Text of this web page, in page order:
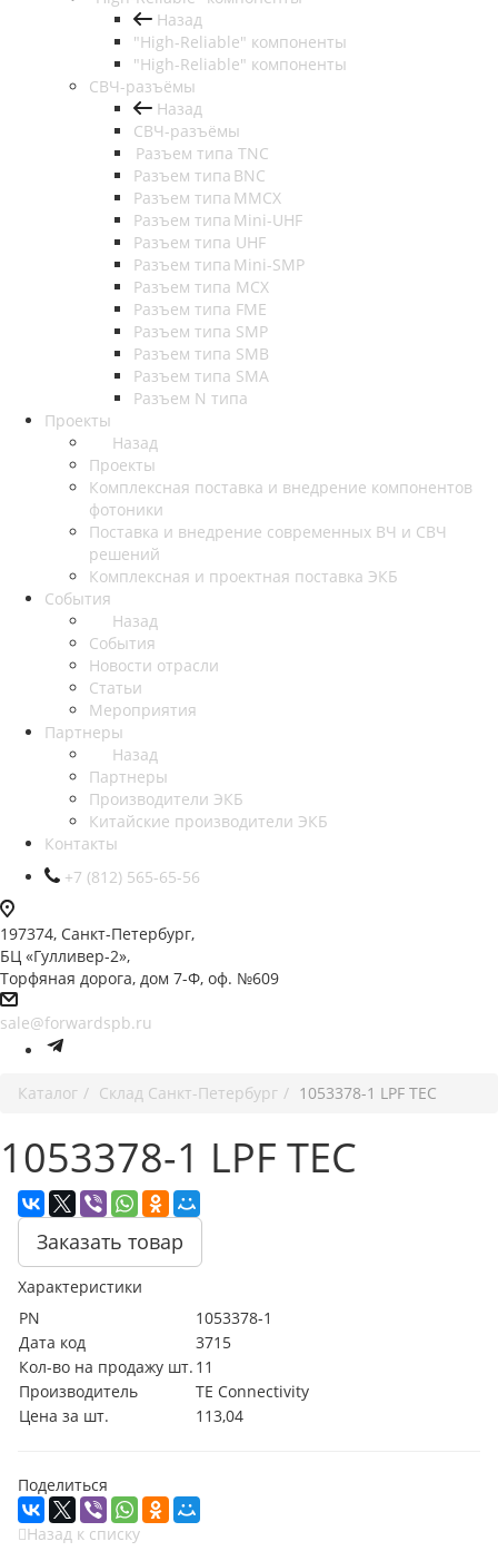
Назад
"High-Reliable" компоненты
"High-Reliable" компоненты
СВЧ-разъёмы
Назад
СВЧ-разъёмы
Разъем типа TNC
Разъем типа BNC
Разъем типа MMCX
Разъем типа Mini-UHF
Разъем типа UHF
Разъем типа Mini-SMP
Разъем типа MCX
Разъем типа FME
Разъем типа SMP
Разъем типа SMB
Разъем типа SMA
Разъем N типа
Проекты
Назад
Проекты
Комплексная поставка и внедрение компонентов
фотоники
Поставка и внедрение современных ВЧ и СВЧ
решений
Комплексная и проектная поставка ЭКБ
События
Назад
События
Новости отрасли
Статьи
Мероприятия
Партнеры
Назад
Партнеры
Производители ЭКБ
Китайские производители ЭКБ
Контакты
+7 (812) 565-65-56
197374, Санкт-Петербург,
БЦ «Гулливер-2»,
Торфяная дорога, дом 7-Ф, оф. №609
sale@forwardspb.ru
Каталог Cклад Санкт-Петербург 1053378-1 LPF TEC
1053378-1 LPF TEC
Заказать товар
Характеристики
PN
1053378-1
Дата код
3715
Кол-во на продажу шт. 11
Производитель
TE Connectivity
Цена за шт.
113,04
Поделиться
Назад к списку